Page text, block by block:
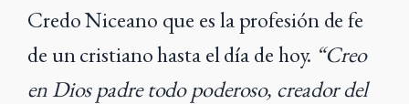
Credo Niceano que es la profesión de fe
de un cristiano hasta el día de hoy. “Creo
en Dios padre todo poderoso, creador del